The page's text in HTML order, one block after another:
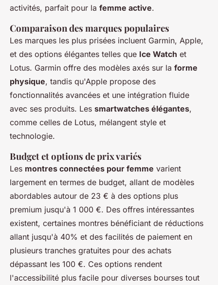
activités, parfait pour la femme active.
Comparaison des marques populaires
Les marques les plus prisées incluent Garmin, Apple,
et des options élégantes telles que Ice Watch et
Lotus. Garmin offre des modèles axés sur la forme
physique, tandis qu'Apple propose des
fonctionnalités avancées et une intégration fluide
avec ses produits. Les smartwatches élégantes,
comme celles de Lotus, mélangent style et
technologie.
Budget et options de prix variés
Les montres connectées pour femme varient
largement en termes de budget, allant de modèles
abordables autour de 23 € à des options plus
premium jusqu'à 1 000 €. Des offres intéressantes
existent, certaines montres bénéficiant de réductions
allant jusqu'à 40% et des facilités de paiement en
plusieurs tranches gratuites pour des achats
dépassant les 100 €. Ces options rendent
l'accessibilité plus facile pour diverses bourses tout